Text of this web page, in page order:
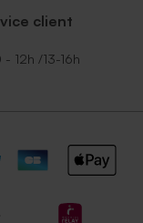
client
12h /13-16h